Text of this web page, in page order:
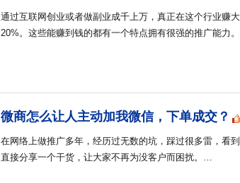
通过互联网创业或者做副业成千上万，真正在这个行业赚
20%。这些能赚到钱的都有一个特点拥有很强的推广能力
微商怎么让人主动加我微信，下单成交？
在网络上做推广多年，经历过无数的坑，踩过很多雷，看
直接分享一个干货，让大家不再为没客户而困扰。…